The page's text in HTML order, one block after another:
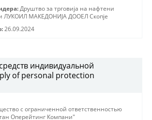
Друштво за трговиjа на нафтени
ЛУКОИЛ МАКЕДОНИJА ДООЕЛ Скопjе
26.09.2024
индивидуальной
of personal protection
с ограниченной ответственностью
Оперейтинг Компани"